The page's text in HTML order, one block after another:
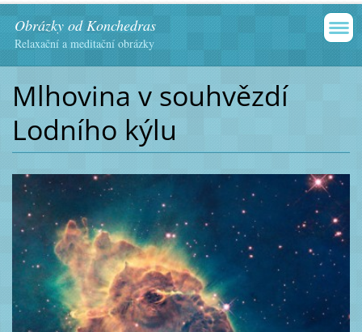
Obrázky od Konchedras
Relaxační a meditační obrázky
Mlhovina v souhvězdí
Lodního kýlu